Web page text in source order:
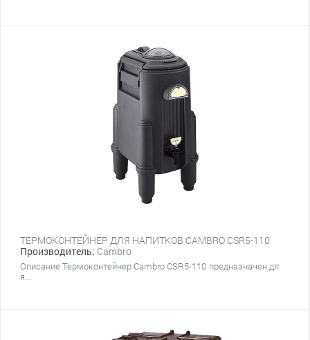
ТЕРМОКОНТЕЙНЕР ДЛЯ НАПИТКОВ CAMBRO CSR5-110
Производитель: Cambro
Описание Термоконтейнер Cambro CSR5-110 предназначен дл
я...